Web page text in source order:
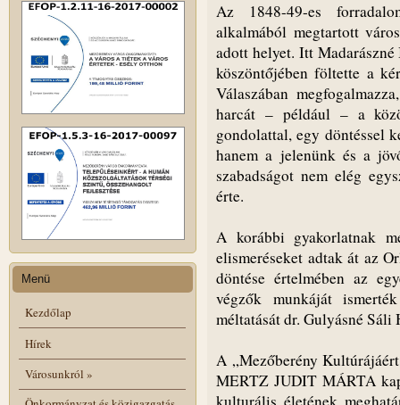
Menü
Kezdőlap
Hírek
Városunkról »
Az 1848-49-es
alkalmából megtartott
adott helyet. Itt
köszöntőjében föltette a
Válaszában
harcát – például – a
gondolattal, egy döntéssel
hanem a jelenünk és a
szabadságot nem elég
érte.
A korábbi gyakorlatnak
elismeréseket adtak át az
döntése értelmében az
végzők munkáját
méltatását dr. Gulyásné
A „Mezőberény
MERTZ JUDIT MÁRTA